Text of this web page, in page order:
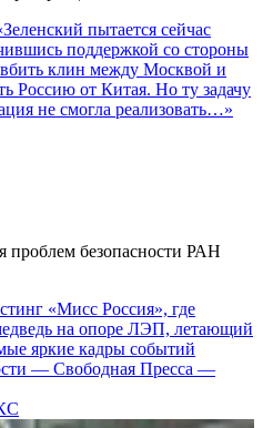
пытается сейчас
поддержкой со стороны
клин между Москвой и
Россию от Китая. Но ту задачу
не смогла реализовать…»
проблем безопасности РАН
«Мисс Россия», где
на опоре ЛЭП, летающий
яркие кадры событий
— Свободная Пресса —